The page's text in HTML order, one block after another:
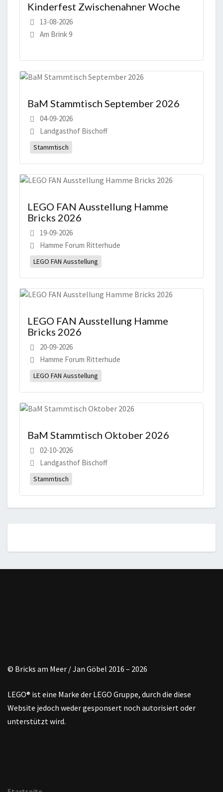
Kinderfest Zwischenahner Woche
13-08-2026
Am Brink 9
BaM Stammtisch September 2026
04-09-2026
Landgasthof Bischoff
Stammtisch
LEGO FAN Ausstellung Hamme
Bricks 2026
19-09-2026
Hamme Forum Ritterhude
LEGO FAN Ausstellung
LEGO FAN Ausstellung Hamme
Bricks 2026
20-09-2026
Hamme Forum Ritterhude
LEGO FAN Ausstellung
BaM Stammtisch Oktober 2026
02-10-2026
Landgasthof Bischoff
Stammtisch
© Bricks am Meer / Jan Göbel 2016 – 2026
LEGO® ist eine Marke der LEGO Gruppe, durch die diese
Website jedoch weder gesponsert noch autorisiert oder
unterstützt wird.